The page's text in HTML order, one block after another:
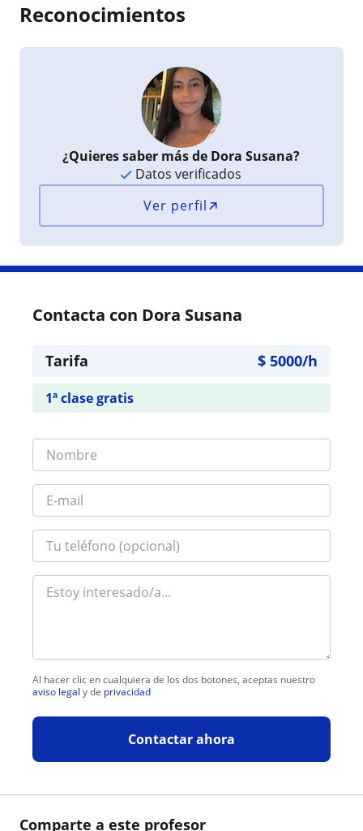
Comparte a este profesor
Reconocimientos
¿Quieres saber más de Dora Susana?
Datos verificados
Ver perfil
Contacta con Dora Susana
Tarifa $ 5000/h
1ª clase gratis
Al hacer clic en cualquiera de los dos botones, aceptas nuestro
aviso legal y de privacidad
Contactar ahora